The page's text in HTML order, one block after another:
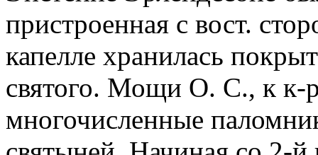
пристроенная с вост.
капелле хранилась
святого. Мощи О. С., к к-
многочисленные